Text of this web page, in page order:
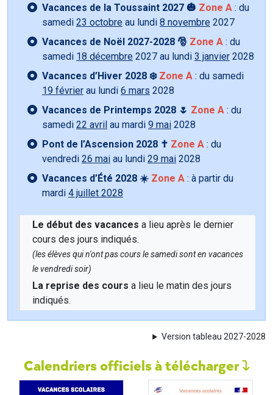
Vacances de la Toussaint 2027 🎃 Zone A : du
samedi 23 octobre au lundi 8 novembre 2027
Vacances de Noël 2027-2028 🎅 Zone A : du
samedi 18 décembre 2027 au lundi 3 janvier 2028
Vacances d’Hiver 2028 ❄️ Zone A : du samedi
19 février au lundi 6 mars 2028
Vacances de Printemps 2028 🌷 Zone A : du
samedi 22 avril au mardi 9 mai 2028
Pont de l’Ascension 2028 ✝️ Zone A : du
vendredi 26 mai au lundi 29 mai 2028
Vacances d’Été 2028 ☀️ Zone A : à partir du
mardi 4 juillet 2028
Le début des vacances a lieu après le dernier
cours des jours indiqués.
(les élèves qui n'ont pas cours le samedi sont en vacances
le vendredi soir)
La reprise des cours a lieu le matin des jours
indiqués.
Version tableau 2027-2028
Calendriers officiels à télécharger